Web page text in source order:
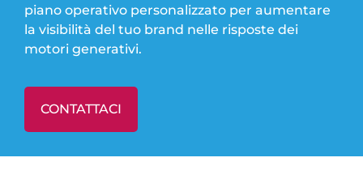
piano operativo personalizzato per aumentare
la visibilità del tuo brand nelle risposte dei
motori generativi.
CONTATTACI